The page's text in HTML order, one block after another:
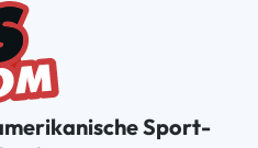
Sport-